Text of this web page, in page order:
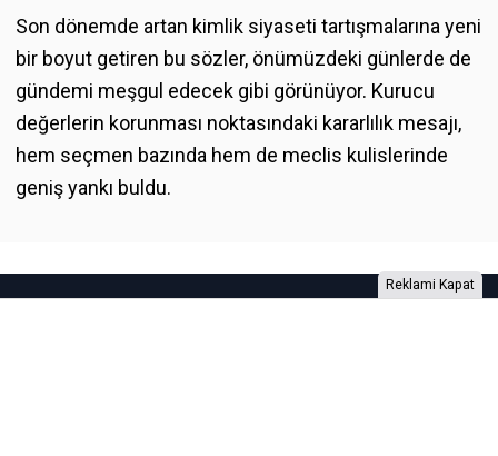
Son dönemde artan kimlik siyaseti tartışmalarına yeni
bir boyut getiren bu sözler, önümüzdeki günlerde de
gündemi meşgul edecek gibi görünüyor. Kurucu
değerlerin korunması noktasındaki kararlılık mesajı,
hem seçmen bazında hem de meclis kulislerinde
geniş yankı buldu.
Reklami Kapat